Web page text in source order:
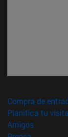
Compra de
Planifica tu visita
Amigos(abre en